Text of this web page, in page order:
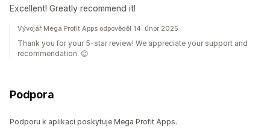
Excellent! Greatly recommend it!
Vývojář Mega Profit Apps odpověděl 14. únor 2025
Thank you for your 5-star review! We appreciate your support and
recommendation. 😊
Podpora
Podporu k aplikaci poskytuje Mega Profit Apps.